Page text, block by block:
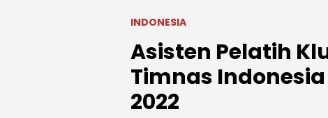
INDONESIA
Asisten Pelatih
Timnas Indonesia
2022